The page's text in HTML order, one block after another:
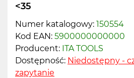
<35
Numer katalogowy: 150554
Kod EAN: 5900000000000
Producent: ITA TOOLS
Dostępność: Niedostępny -
zapytanie